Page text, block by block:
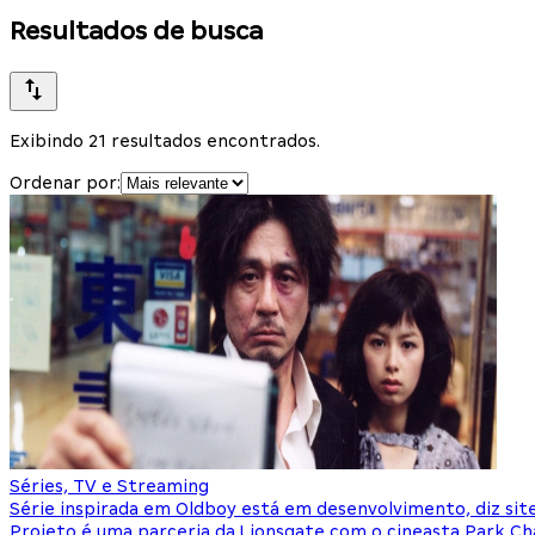
Resultados de busca
Exibindo 21 resultados encontrados.
Ordenar por:
Séries, TV e Streaming
Série inspirada em Oldboy está em desenvolvimento, diz